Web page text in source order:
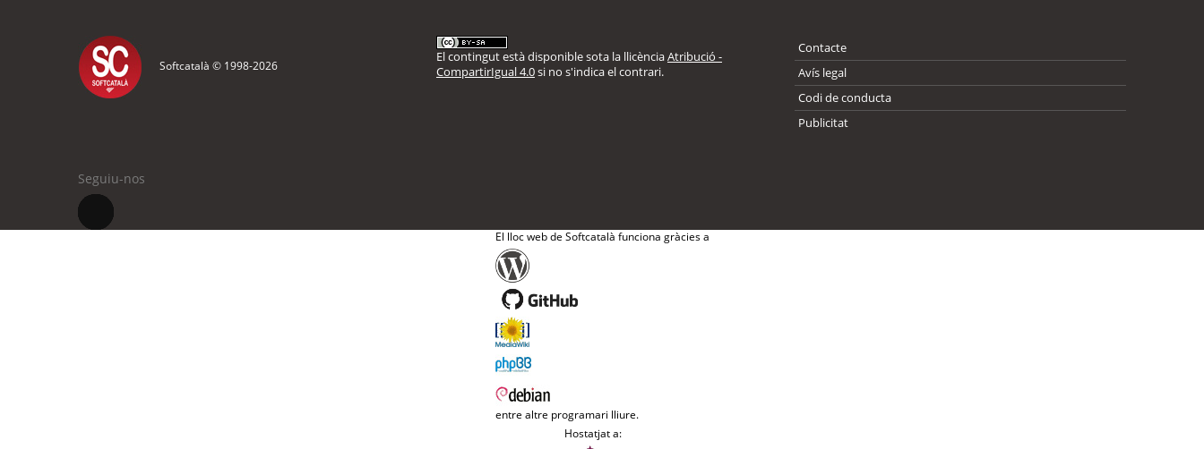
Softcatalà © 1998-2026
El contingut està disponible sota la llicènciaAtribució -
CompartirIgual 4.0si no s'indica el contrari.
Contacte
Avís legal
Codi de conducta
Publicitat
Seguiu-nos
El lloc web de Softcatalà funciona gràcies a
entre altre programari lliure.
Hostatjat a: